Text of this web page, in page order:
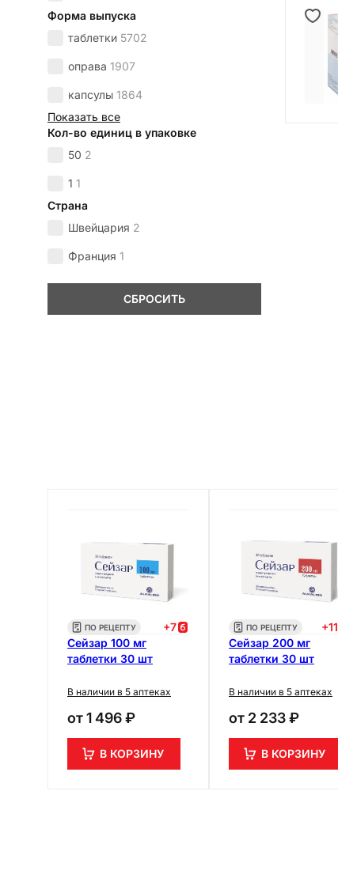
Форма выпуска
таблетки 5702
оправа 1907
капсулы 1864
Показать все
Кол-во единиц в упаковке
50 2
1 1
Страна
Швейцария 2
Франция 1
СБРОСИТЬ
ПО РЕЦЕПТУ +7
Сейзар 100 мг
таблетки 30 шт
В наличии в 5 аптеках
от1 496 ₽
В КОРЗИНУ
ПО РЕЦЕПТУ +11
Сейзар 200 мг
таблетки 30 шт
В наличии в 5 аптеках
от 2 233 ₽
В КОРЗИНУ